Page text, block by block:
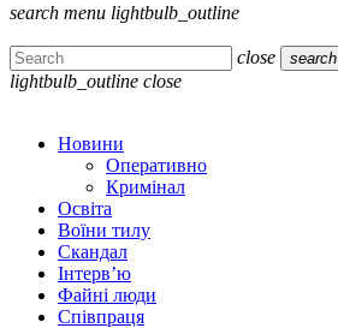
search menu lightbulb_outline
close search
lightbulb_outline close
Новини
Оперативно
Кримінал
Освіта
Воїни тилу
Скандал
Інтерв’ю
Файні люди
Співпраця